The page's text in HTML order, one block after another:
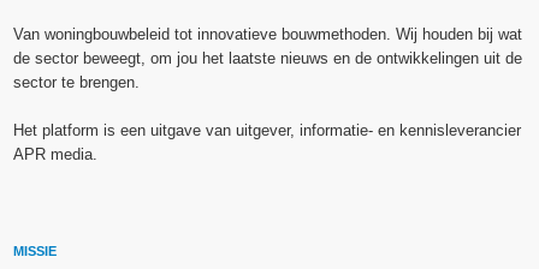
Van woningbouwbeleid tot innovatieve bouwmethoden. Wij houden bij wat
de sector beweegt, om jou het laatste nieuws en de ontwikkelingen uit de
sector te brengen.
Het platform is een uitgave van uitgever, informatie- en kennisleverancier
APR media.
MISSIE